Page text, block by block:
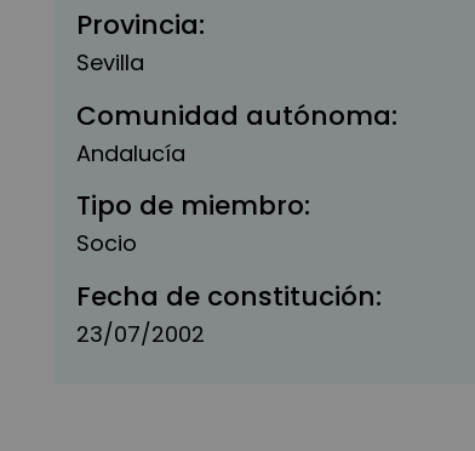
Provincia:
Sevilla
Comunidad autónoma:
Andalucía
Tipo de miembro:
Socio
Fecha de constitución:
23/07/2002